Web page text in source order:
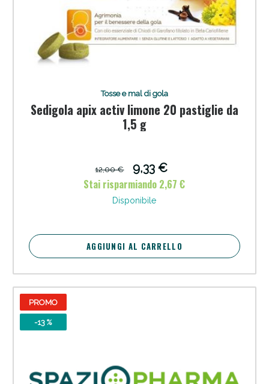
Tosse e mal di gola
Sedigola apix activ limone 20 pastiglie da
1,5 g
12,00 €
9,33 €
Stai risparmiando 2,67 €
Disponibile
AGGIUNGI AL CARRELLO
PROMO
-13 %